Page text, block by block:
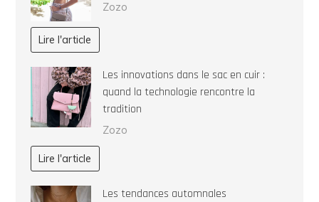
Zozo
Lire l'article
Les innovations dans le sac en cuir :
quand la technologie rencontre la
tradition
Zozo
Lire l'article
Les tendances automnales